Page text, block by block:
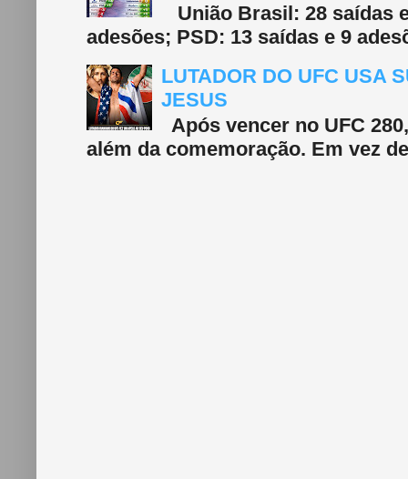
União Brasil: 28 saídas
adesões; PSD: 13 saídas e 9
LUTADOR DO UFC USA
JESUS
Após vencer no UFC
além da comemoração. Em vez